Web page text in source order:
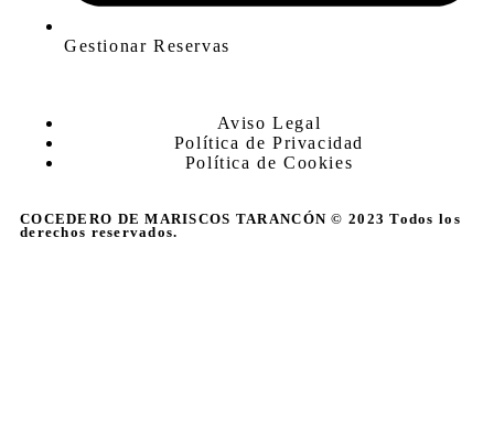
Gestionar Reservas
Aviso Legal
Política de Privacidad
Política de Cookies
COCEDERO DE MARISCOS TARANCÓN © 2023 Todos los
derechos reservados.